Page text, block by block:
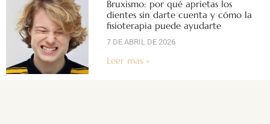
Bruxismo: por qué aprietas los
dientes sin darte cuenta y cómo la
fisioterapia puede ayudarte
7 DE ABRIL DE 2026
Leer mas »